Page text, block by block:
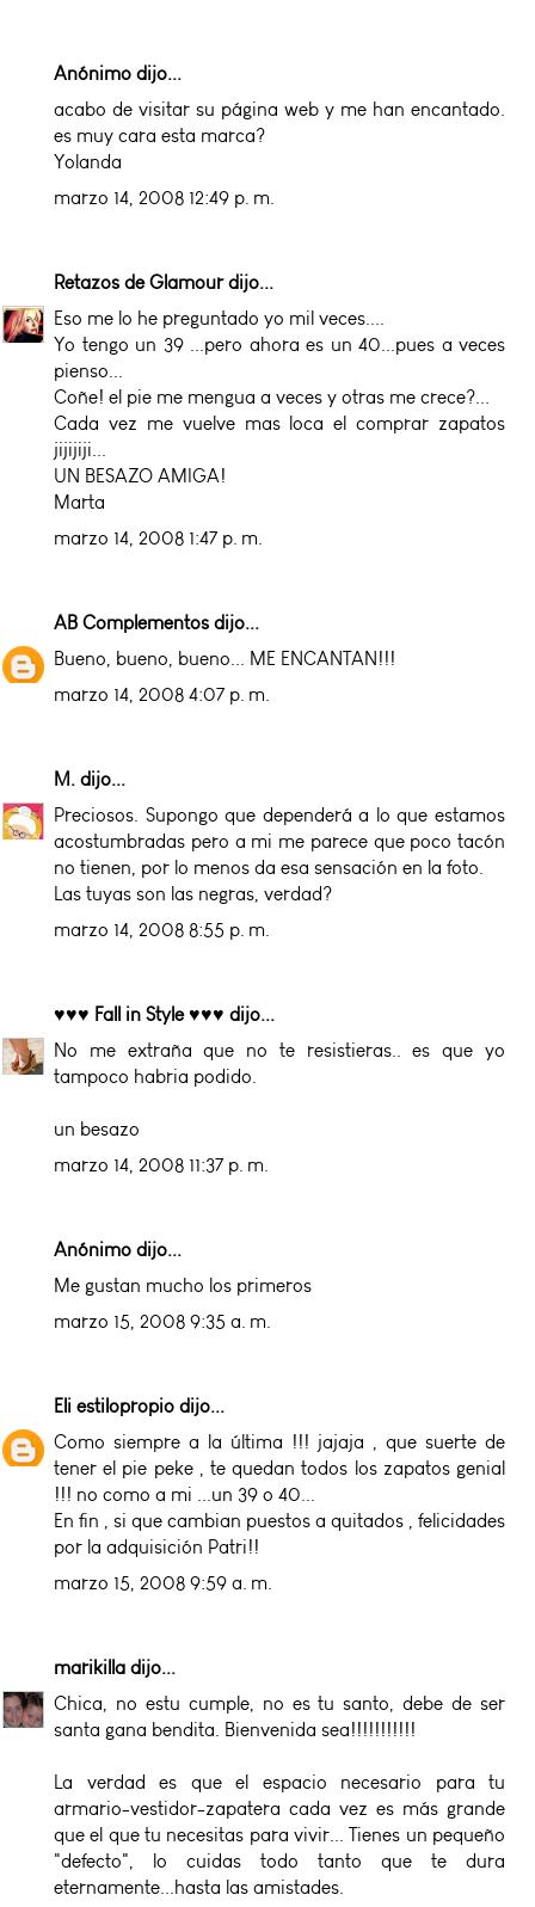
Anónimo dijo...
acabo de visitar su página web y me han encantado.
es muy cara esta marca?
Yolanda
marzo 14, 2008 12:49 p. m.
Retazos de Glamourdijo...
Eso me lo he preguntado yo mil veces....
Yo tengo un 39 ...pero ahora es un 40...pues a veces
pienso...
Coñe! el pie me mengua a veces y otras me crece?...
Cada vez me vuelve mas loca el comprar zapatos
jijijiji...
UN BESAZO AMIGA!
Marta
marzo 14, 2008 1:47 p. m.
AB Complementos dijo...
Bueno, bueno, bueno... ME ENCANTAN!!!
marzo 14, 2008 4:07 p. m.
M. dijo...
Preciosos. Supongo que dependerá a lo que estamos
acostumbradas pero a mi me parece que poco tacón
no tienen, por lo menos da esa sensación en la foto.
Las tuyas son las negras, verdad?
marzo 14, 2008 8:55 p. m.
♥♥♥ Fall in Style ♥♥♥ dijo...
No me extraña que no te resistieras.. es que yo
tampoco habria podido.
un besazo
marzo 14, 2008 11:37 p. m.
Anónimo dijo...
Me gustan mucho los primeros
marzo 15, 2008 9:35 a. m.
Eli estilopropio dijo...
Como siempre a la última !!! jajaja , que suerte de
tener el pie peke , te quedan todos los zapatos genial
!!! no como a mi ...un 39 o 40...
En fin , si que cambian puestos a quitados , felicidades
por la adquisición Patri!!
marzo 15, 2008 9:59 a. m.
marikilla dijo...
Chica, no estu cumple, no es tu santo, debe de ser
santa gana bendita. Bienvenida sea!!!!!!!!!!!
La verdad es que el espacio necesario para tu
armario-vestidor-zapatera cada vez es más grande
que el que tu necesitas para vivir... Tienes un pequeño
"defecto", lo cuidas todo tanto que te dura
eternamente...hasta las amistades.